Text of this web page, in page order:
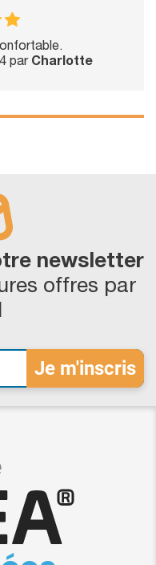
par Charlotte
newsletter
offres par